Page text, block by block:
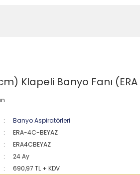
Klapeli Banyo Fanı (ERA
Banyo Aspiratörleri
ERA-4C-BEYAZ
ERA4CBEYAZ
24 Ay
690,97 TL + KDV